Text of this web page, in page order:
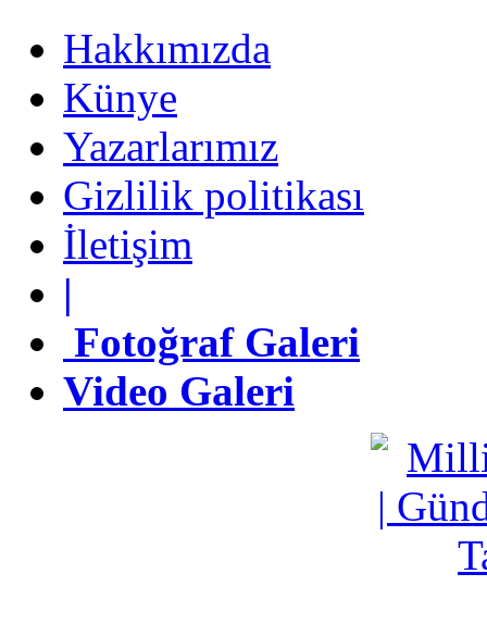
Künye
Yazarlarımız
Gizlilik politikası
İletişim
Fotoğraf Galeri
Video Galeri
Hakkımızda
Künye
Yazarlarımız
Gizlilik politikası
İletişim
|
Fotoğraf Galeri
Video Galeri